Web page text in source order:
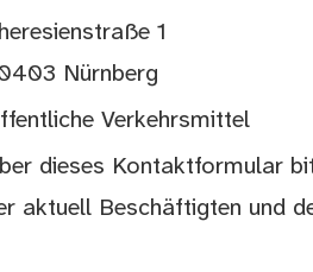
1
Nürnberg
Verkehrsmittel
dieses Kontaktformular
aktuell Beschäftigten und